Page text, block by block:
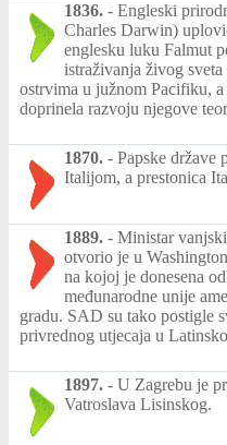
1836. - Engleski
Charles Darwin)
englesku luku Falmut
istraživanja živog
ostrvima u južnom Pacifiku,
doprinela razvoju njegove
1870. - Papske države
Italijom, a prestonica
1889. - Ministar
otvorio je u
na kojoj je donesena
međunarodne unije
gradu. SAD su tako postigle
privrednog utjecaja u
1897. - U Zagrebu je
Vatroslava Lisinskog.